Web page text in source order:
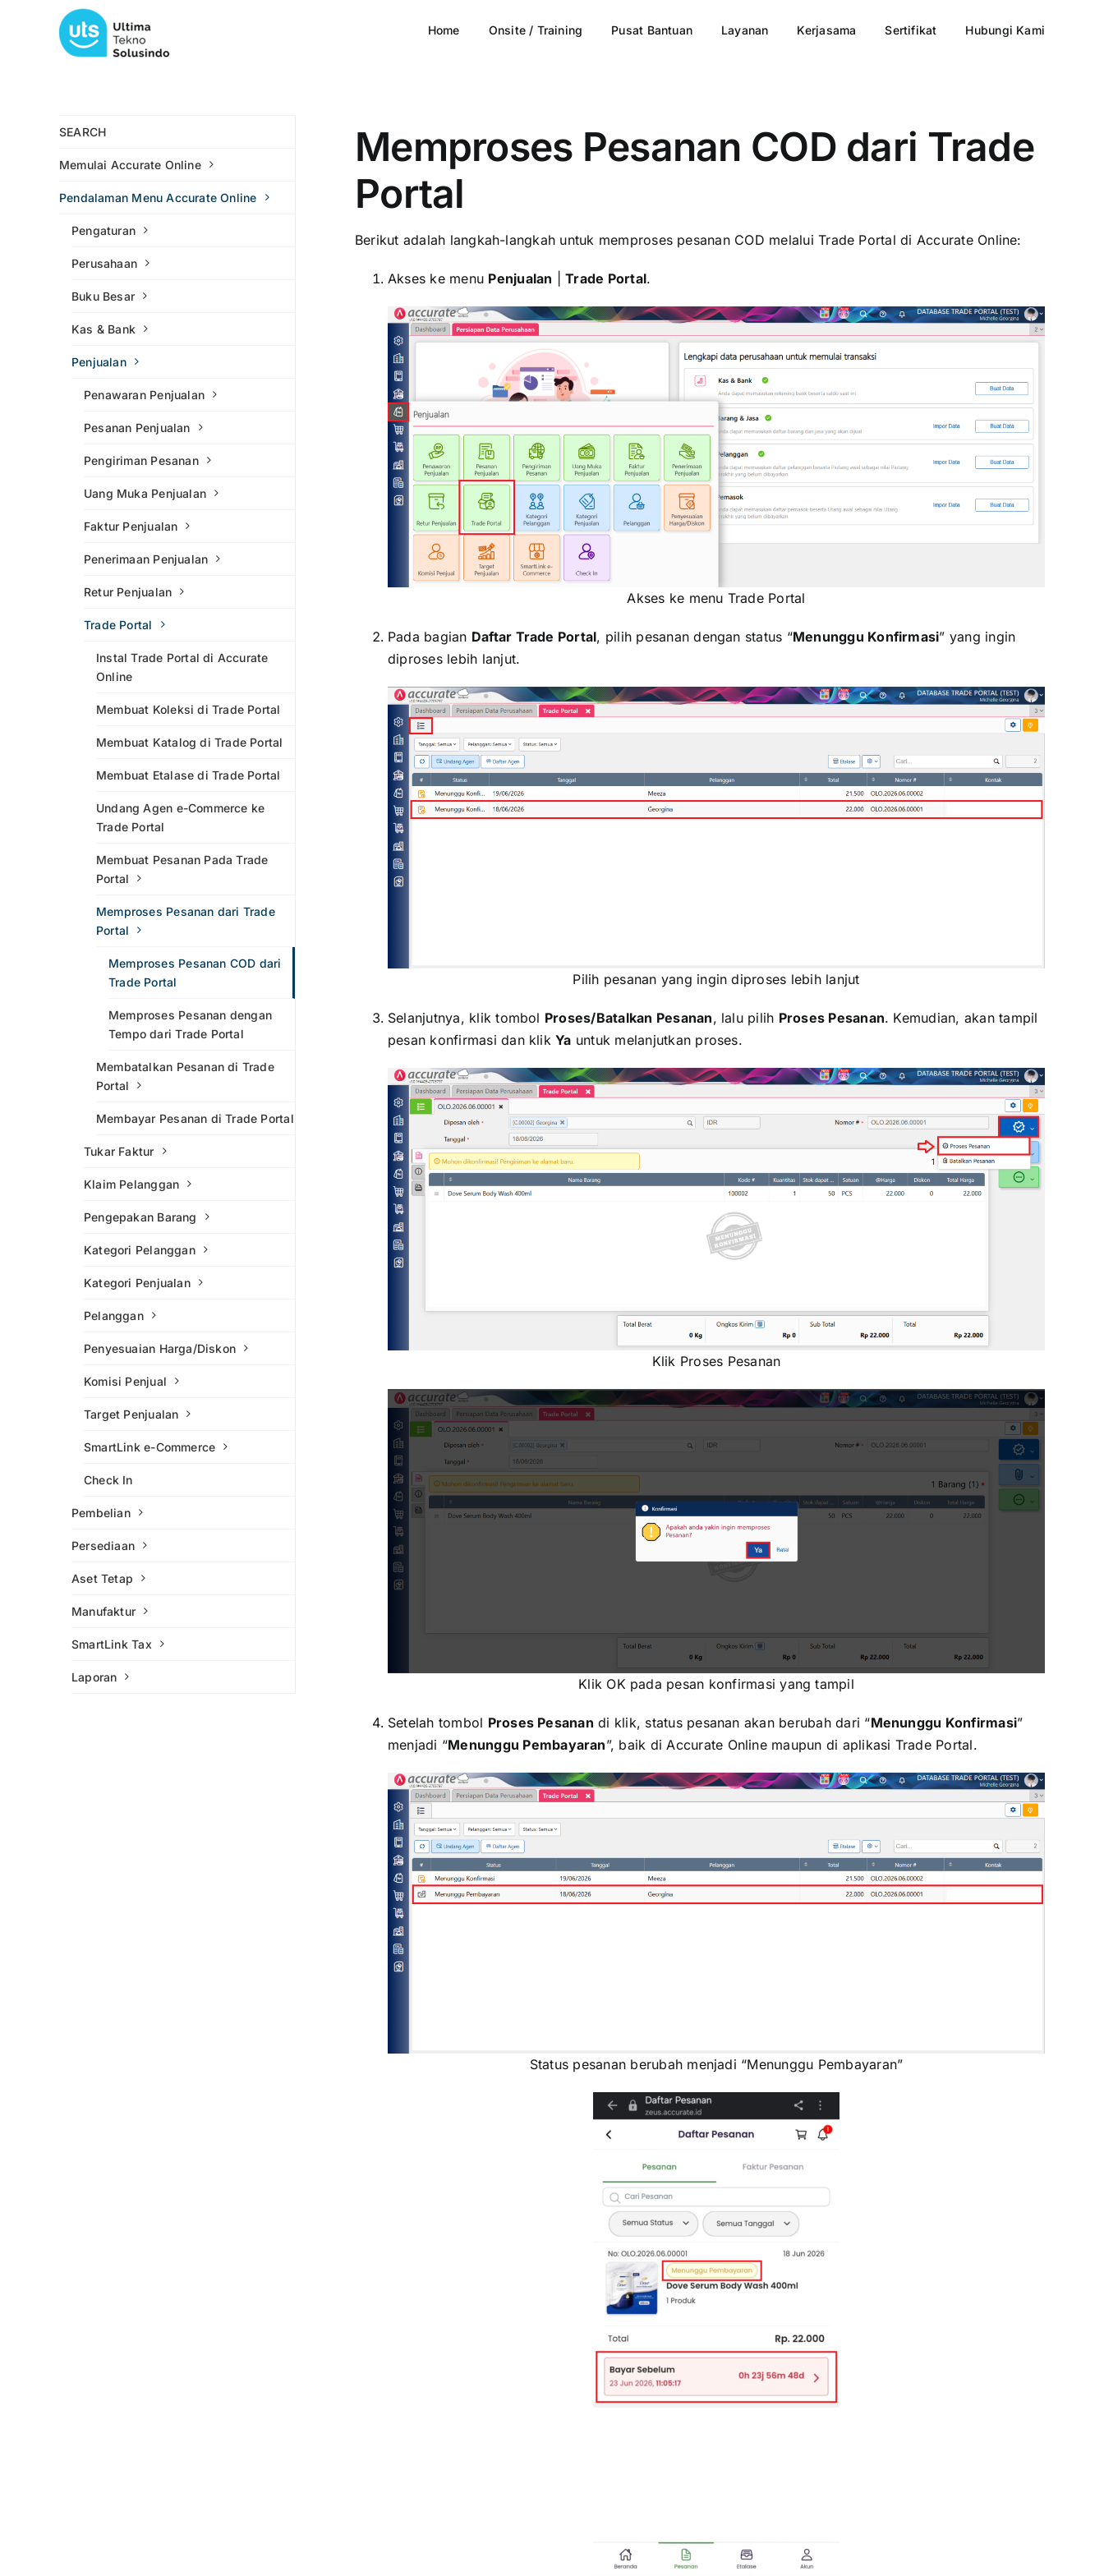
Home Onsite / Training Pusat Bantuan Layanan Kerjasama Sertifikat Hubungi Kami
Memproses Pesanan COD dari Trade
Portal
Berikut adalah langkah-langkah untuk memproses pesanan COD melalui Trade Portal di Accurate Online:
Akses ke menu Penjualan |Trade Portal.
Akses ke menu Trade Portal
Pada bagian Daftar Trade Portal, pilih pesanan dengan status “Menunggu Konfirmasi” yang ingin
diproses lebih lanjut.
Pilih pesanan yang ingin diproses lebih lanjut
Selanjutnya, klik tombol Proses/Batalkan Pesanan, lalu pilih Proses Pesanan. Kemudian, akan tampil
pesan konfirmasi dan klikYa untuk melanjutkan proses.
Klik Proses Pesanan
Klik OK pada pesan konfirmasi yang tampil
Setelah tombol Proses Pesanan di klik, status pesanan akan berubah dari “Menunggu Konfirmasi”
menjadi “Menunggu Pembayaran”, baik di Accurate Online maupun di aplikasi Trade Portal.
Status pesanan berubah menjadi “Menunggu Pembayaran”
SEARCH
Memulai Accurate Online
Pendalaman Menu Accurate Online
Pengaturan
Perusahaan
Buku Besar
Kas & Bank
Penjualan
Penawaran Penjualan
Pesanan Penjualan
Pengiriman Pesanan
Uang Muka Penjualan
Faktur Penjualan
Penerimaan Penjualan
Retur Penjualan
Trade Portal
Instal Trade Portal di Accurate
Online
Membuat Koleksi di Trade Portal
Membuat Katalog di Trade Portal
Membuat Etalase di Trade Portal
Undang Agen e-Commerce ke
Trade Portal
Membuat Pesanan Pada Trade
Portal
Memproses Pesanan dari Trade
Portal
Memproses Pesanan COD dari
Trade Portal
Memproses Pesanan dengan
Tempo dari Trade Portal
Membatalkan Pesanan di Trade
Portal
Membayar Pesanan di Trade Portal
Tukar Faktur
Klaim Pelanggan
Pengepakan Barang
Kategori Pelanggan
Kategori Penjualan
Pelanggan
Penyesuaian Harga/Diskon
Komisi Penjual
Target Penjualan
SmartLink e-Commerce
Check In
Pembelian
Persediaan
Aset Tetap
Manufaktur
SmartLink Tax
Laporan